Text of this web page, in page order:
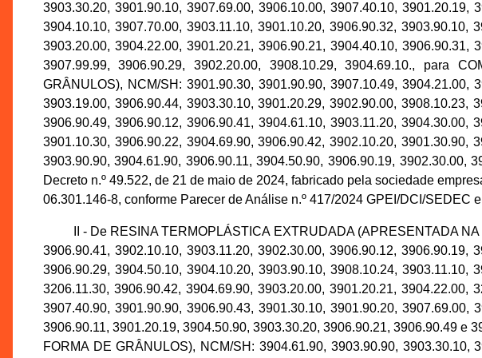
3903.30.20, 3901.90.10, 3907.69.00, 3906.10.00, 3907.40.10, 3901.20.19,
3904.10.10, 3907.70.00, 3903.11.10, 3901.10.20, 3906.90.32, 3903.90.10,
3903.20.00, 3904.22.00, 3901.20.21, 3906.90.21, 3904.40.10, 3906.90.31,
3907.99.99, 3906.90.29, 3902.20.00, 3908.10.29, 3904.69.10., para
GRÂNULOS), NCM/SH: 3901.90.30, 3901.90.90, 3907.10.49, 3904.21.00,
3903.19.00, 3906.90.44, 3903.30.10, 3901.20.29, 3902.90.00, 3908.10.23,
3906.90.49, 3906.90.12, 3906.90.41, 3904.61.10, 3903.11.20, 3904.30.00,
3901.10.30, 3906.90.22, 3904.69.90, 3906.90.42, 3902.10.20, 3901.30.90,
3903.90.90, 3904.61.90, 3906.90.11, 3904.50.90, 3906.90.19, 3902.30.00,
Decreto n.º 49.522, de 21 de maio de 2024, fabricado pela sociedade
06.301.146-8, conforme Parecer de Análise n.º 417/2024 GPEI/DCI/SEDEC
II - De RESINA TERMOPLÁSTICA EXTRUDADA (APRESENTADA
3906.90.41, 3902.10.10, 3903.11.20, 3902.30.00, 3906.90.12, 3906.90.19,
3906.90.29, 3904.50.10, 3904.10.20, 3903.90.10, 3908.10.24, 3903.11.10,
3206.11.30, 3906.90.42, 3904.69.90, 3903.20.00, 3901.20.21, 3904.22.00,
3907.40.90, 3901.90.90, 3906.90.43, 3901.30.10, 3901.90.20, 3907.69.00,
3906.90.11, 3901.20.19, 3904.50.90, 3903.30.20, 3906.90.21, 3906.90.49
FORMA DE GRÂNULOS), NCM/SH: 3904.61.90, 3903.90.90, 3903.30.10,